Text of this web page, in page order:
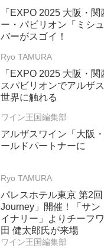
「EXPO 2025 大阪・
ー・パビリオン「ミシ
バーがスゴイ！
Ryo TAMURA
「EXPO 2025 大阪・
スパビリオンでアルザ
世界に触れる
ワイン王国編集部
アルザスワイン「大阪
ールドパートナーに
Ryo TAMURA
パレスホテル東京 第2
Journey」開催！「サン
イナリー」よりチーフ
田 健太郎氏が来場
ワイン王国編集部